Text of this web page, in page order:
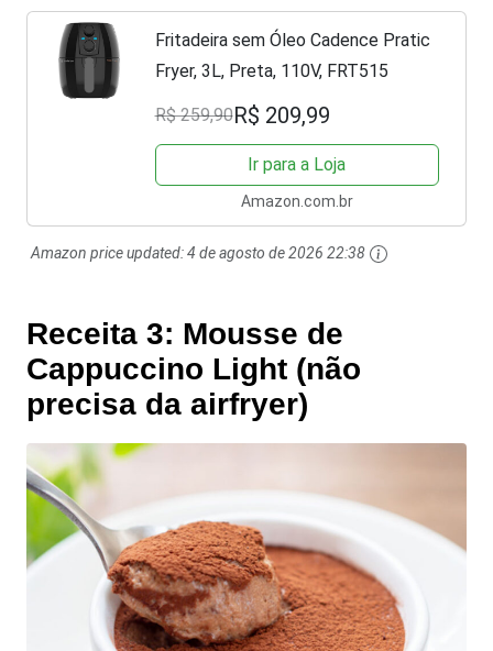
Fritadeira sem Óleo Cadence Pratic
Fryer, 3L, Preta, 110V, FRT515
R$ 259,90R$ 209,99
Ir para a Loja
Amazon.com.br
Amazon price updated:4 de agosto de 2026 22:38
Receita 3: Mousse de
Cappuccino Light (não
precisa da airfryer)